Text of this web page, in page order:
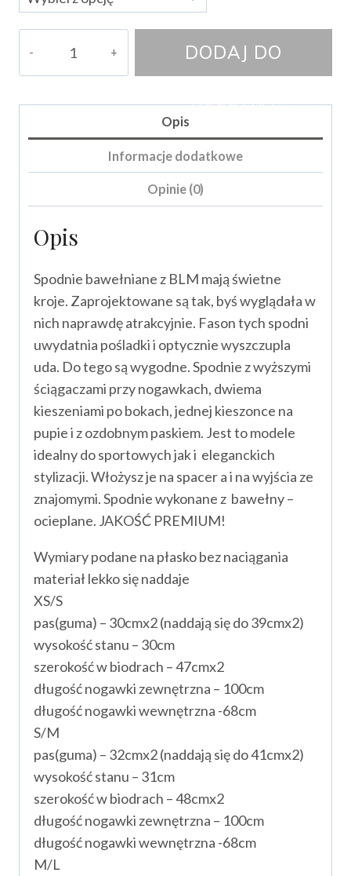
DODAJ DO
KOSZYKA
Opis
Informacje dodatkowe
Opinie (0)
Opis
Spodnie bawełniane z BLM mają świetne
kroje. Zaprojektowane są tak, byś wyglądała w
nich naprawdę atrakcyjnie. Fason tych spodni
uwydatnia pośladki i optycznie wyszczupla
uda. Do tego są wygodne. Spodnie z wyższymi
ściągaczami przy nogawkach, dwiema
kieszeniami po bokach, jednej kieszonce na
pupie i z ozdobnym paskiem. Jest to modele
idealny do sportowych jak i eleganckich
stylizacji. Włożysz je na spacer a i na wyjścia ze
znajomymi. Spodnie wykonane z bawełny –
ocieplane. JAKOŚĆ PREMIUM!
Wymiary podane na płasko bez naciągania
materiał lekko się naddaje
XS/S
pas(guma) – 30cmx2 (naddają się do 39cmx2)
wysokość stanu – 30cm
szerokość w biodrach – 47cmx2
długość nogawki zewnętrzna – 100cm
długość nogawki wewnętrzna -68cm
S/M
pas(guma) – 32cmx2 (naddają się do 41cmx2)
wysokość stanu – 31cm
szerokość w biodrach – 48cmx2
długość nogawki zewnętrzna – 100cm
długość nogawki wewnętrzna -68cm
M/L